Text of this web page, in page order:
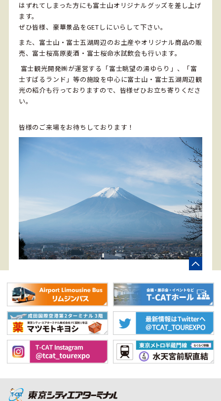
はずれてしまった方にも富士山オリジナルグッズを差し上げ
ます。
ぜひ皆様、豪華景品をGETしにいらして下さい。
また、富士山・富士五湖周辺のお土産やオリジナル商品の販
売、富士桜高原麦酒・富士桜命水試飲会も行います。
富士観光開発㈱が運営する「富士眺望の湯ゆらり」、「富
士すばるランド」等の施設を中心に富士山・富士五湖周辺観
光の紹介も行っておりますので、皆様ぜひお立ち寄りくださ
い。
皆様のご来場をお待ちしております！